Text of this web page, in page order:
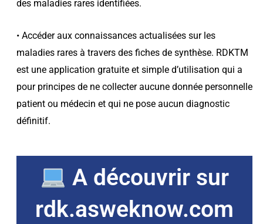
des maladies rares identifiées.
• Accéder aux connaissances actualisées sur les
maladies rares à travers des fiches de synthèse. RDKTM
est une application gratuite et simple d’utilisation qui a
pour principes de ne collecter aucune donnée personnelle
patient ou médecin et qui ne pose aucun diagnostic
définitif.
A découvrir sur
rdk.asweknow.com